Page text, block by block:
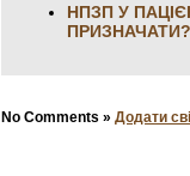
НПЗП У
ПРИЗНАЧАТИ?
No Comments » Додати